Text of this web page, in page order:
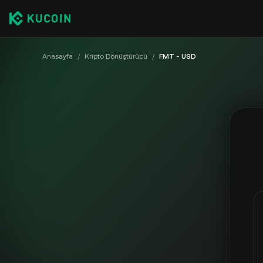
Anasayfa / Kripto Dönüştürücü / FMT - USD